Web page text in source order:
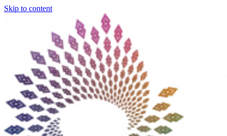
Skip to content